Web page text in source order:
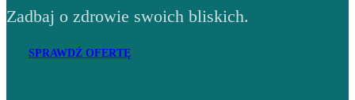
Zadbaj o zdrowie swoich bliskich.
SPRAWDŹ OFERTĘ